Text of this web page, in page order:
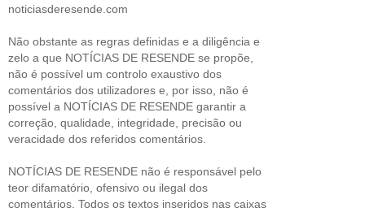
noticiasderesende.com
Não obstante as regras definidas e a diligência e
zelo a que NOTÍCIAS DE RESENDE se propõe,
não é possível um controlo exaustivo dos
comentários dos utilizadores e, por isso, não é
possível a NOTÍCIAS DE RESENDE garantir a
correção, qualidade, integridade, precisão ou
veracidade dos referidos comentários.
NOTÍCIAS DE RESENDE não é responsável pelo
teor difamatório, ofensivo ou ilegal dos
comentários. Todos os textos inseridos nas caixas